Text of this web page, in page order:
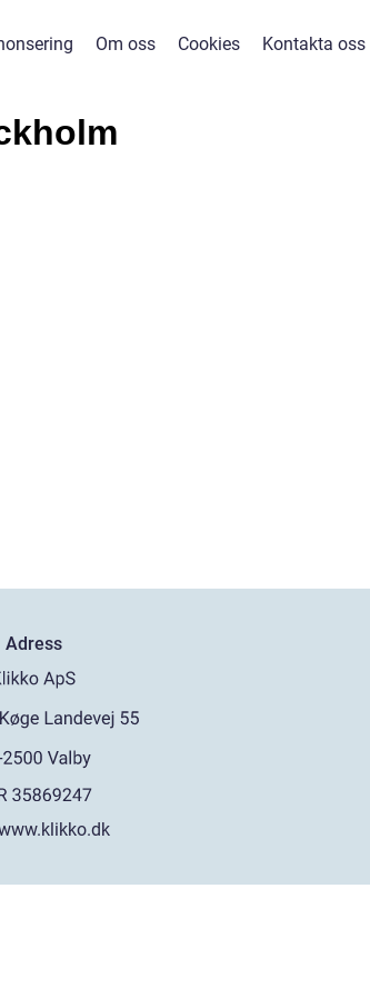
Om oss Cookies Kontakta oss
Adress